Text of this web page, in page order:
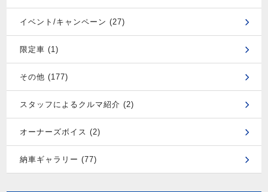
イベント/キャンペーン (27)
限定車 (1)
その他 (177)
スタッフによるクルマ紹介 (2)
オーナーズボイス (2)
納車ギャラリー (77)